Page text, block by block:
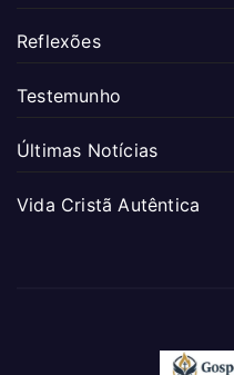
Reflexões
Testemunho
Últimas Notícias
Vida Cristã Autêntica